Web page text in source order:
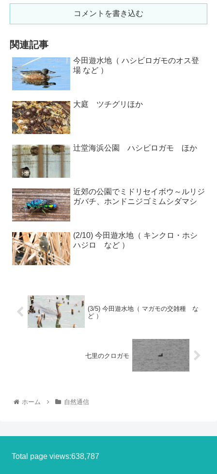
コメントを書き込む
関連記事
今田遊水地（ ハシビロガモのオス登
場 など ）
大庭 ツチグリほか
辻堂海浜公園 ハシビロガモ ほか
近郊の公園でミドリセイボウ～ルリジ
ガバチ、ホンドニジゴミムシダマシ
(2/10) 今田遊水地（ キンクロ・ホシ
ハジロ など ）
(3/5) 今田遊水地（ マガモの交雑種 な
ど ）
七里のクロガモ
ホーム 自然通信
Total page views:638,787